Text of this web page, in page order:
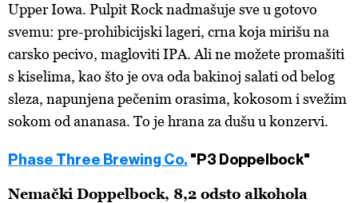
Upper Iowa. Pulpit Rock nadmašuje sve u gotovo
svemu: pre-prohibicijski lageri, crna koja mirišu na
carsko pecivo, magloviti IPA. Ali ne možete promašiti
s kiselima, kao što je ova oda bakinoj salati od belog
sleza, napunjena pečenim orasima, kokosom i svežim
sokom od ananasa. To je hrana za dušu u konzervi.
Phase Three Brewing Co. "P3 Doppelbock"
Nemački Doppelbock, 8,2 odsto alkohola